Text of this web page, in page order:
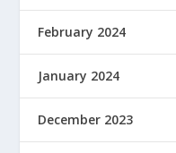
February 2024
January 2024
December 2023